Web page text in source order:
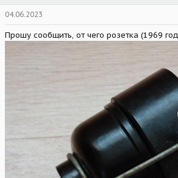
04.06.2023
Прошу сообщить, от чего розетка (1969